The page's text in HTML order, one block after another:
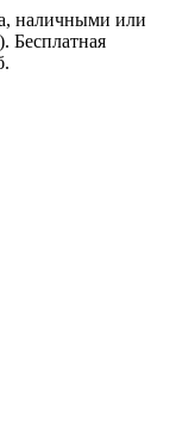
наличными или
Бесплатная